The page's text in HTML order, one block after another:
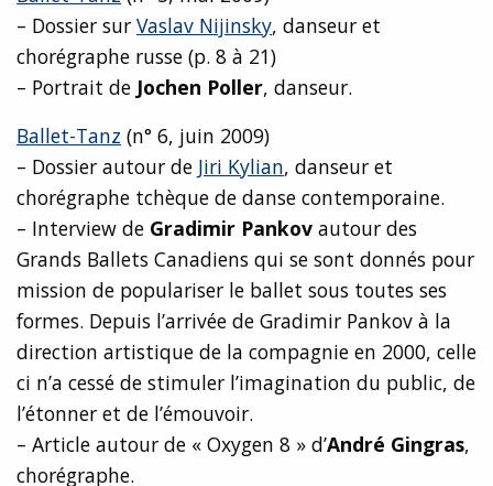
– Dossier sur Vaslav Nijinsky, danseur et
chorégraphe russe (p. 8 à 21)
– Portrait de Jochen Poller, danseur.
Ballet-Tanz (n° 6, juin 2009)
– Dossier autour de Jiri Kylian, danseur et
chorégraphe tchèque de danse contemporaine.
– Interview de Gradimir Pankov autour des
Grands Ballets Canadiens qui se sont donnés pour
mission de populariser le ballet sous toutes ses
formes. Depuis l’arrivée de Gradimir Pankov à la
direction artistique de la compagnie en 2000, celle
ci n’a cessé de stimuler l’imagination du public, de
l’étonner et de l’émouvoir.
– Article autour de « Oxygen 8 » d’André Gingras,
chorégraphe.